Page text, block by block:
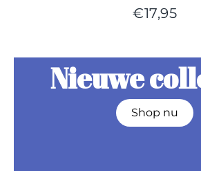
€17,95
Nieuwe
Shop nu